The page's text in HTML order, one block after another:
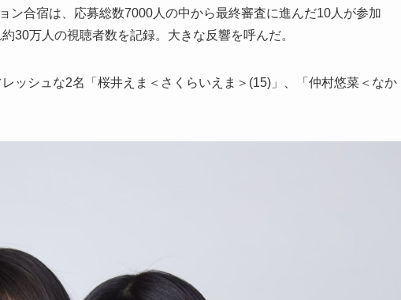
ン合宿は、応募総数7000人の中から最終審査に進んだ10人が参加
30万人の視聴者数を記録。大きな反響を呼んだ。
ッシュな2名「桜井えま＜さくらいえま＞(15)」、「仲村悠菜＜なか